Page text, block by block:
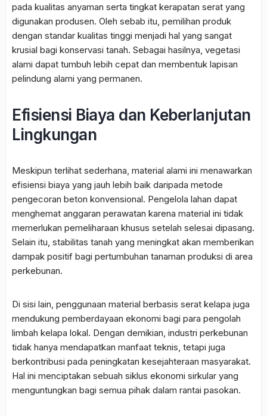
pada kualitas anyaman serta tingkat kerapatan serat yang
digunakan produsen. Oleh sebab itu, pemilihan produk
dengan standar kualitas tinggi menjadi hal yang sangat
krusial bagi konservasi tanah. Sebagai hasilnya, vegetasi
alami dapat tumbuh lebih cepat dan membentuk lapisan
pelindung alami yang permanen.
Efisiensi Biaya dan Keberlanjutan
Lingkungan
Meskipun terlihat sederhana, material alami ini menawarkan
efisiensi biaya yang jauh lebih baik daripada metode
pengecoran beton konvensional. Pengelola lahan dapat
menghemat anggaran perawatan karena material ini tidak
memerlukan pemeliharaan khusus setelah selesai dipasang.
Selain itu, stabilitas tanah yang meningkat akan memberikan
dampak positif bagi pertumbuhan tanaman produksi di area
perkebunan.
Di sisi lain, penggunaan material berbasis serat kelapa juga
mendukung pemberdayaan ekonomi bagi para pengolah
limbah kelapa lokal. Dengan demikian, industri perkebunan
tidak hanya mendapatkan manfaat teknis, tetapi juga
berkontribusi pada peningkatan kesejahteraan masyarakat.
Hal ini menciptakan sebuah siklus ekonomi sirkular yang
menguntungkan bagi semua pihak dalam rantai pasokan.